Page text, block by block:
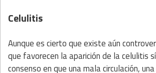
Celulitis
Aunque es cierto que existe aún
que favorecen la aparición de la celulitis
consenso en que una mala circulación,